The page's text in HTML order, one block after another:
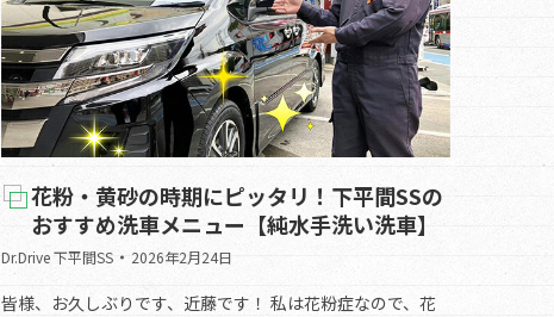
花粉・黄砂の時期にピッタリ！下平間SSの
おすすめ洗車メニュー【純水手洗い洗車】
Dr.Drive 下平間SS 2026年2月24日
皆様、お久しぶりです、近藤です！ 私は花粉症なので、花